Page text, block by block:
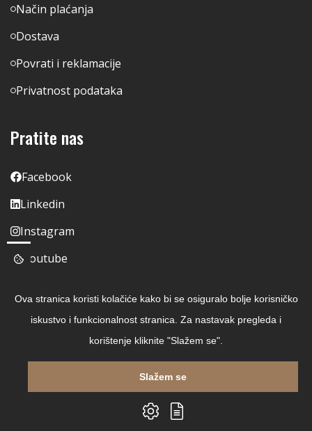
Način plaćanja
Dostava
Povrati i reklamacije
Privatnost podataka
Pratite nas
Facebook
Linkedin
Instagram
Youtube
Copyright © 2026 Čitaj Knjigu
Ova stranica koristi kolačiće kako bi se osiguralo bolje korisničko
iskustvo i funkcionalnost stranica. Za nastavak pregleda i
korištenje kliknite "Slažem se".
Slažem se